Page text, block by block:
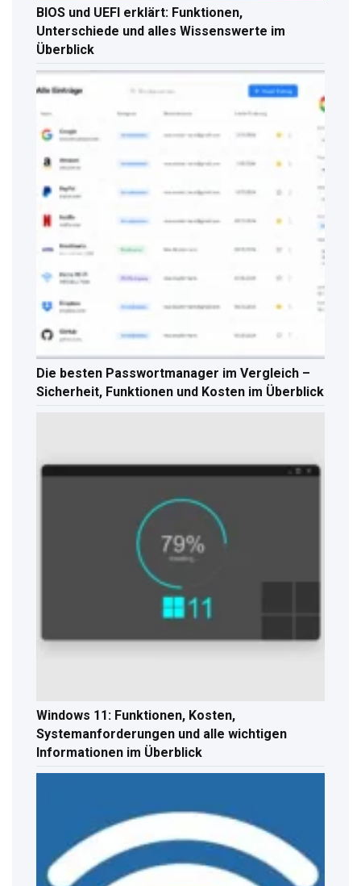
BIOS und UEFI erklärt: Funktionen,
Unterschiede und alles Wissenswerte im
Überblick
Die besten Passwortmanager im Vergleich –
Sicherheit, Funktionen und Kosten im Überblick
Windows 11: Funktionen, Kosten,
Systemanforderungen und alle wichtigen
Informationen im Überblick